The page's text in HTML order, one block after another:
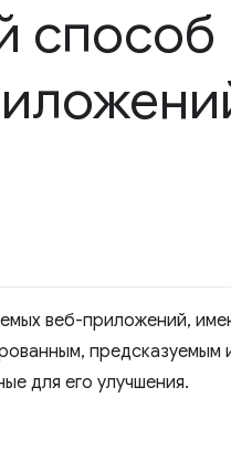
способ
веб-приложений,
предсказуемым
для его улучшения.